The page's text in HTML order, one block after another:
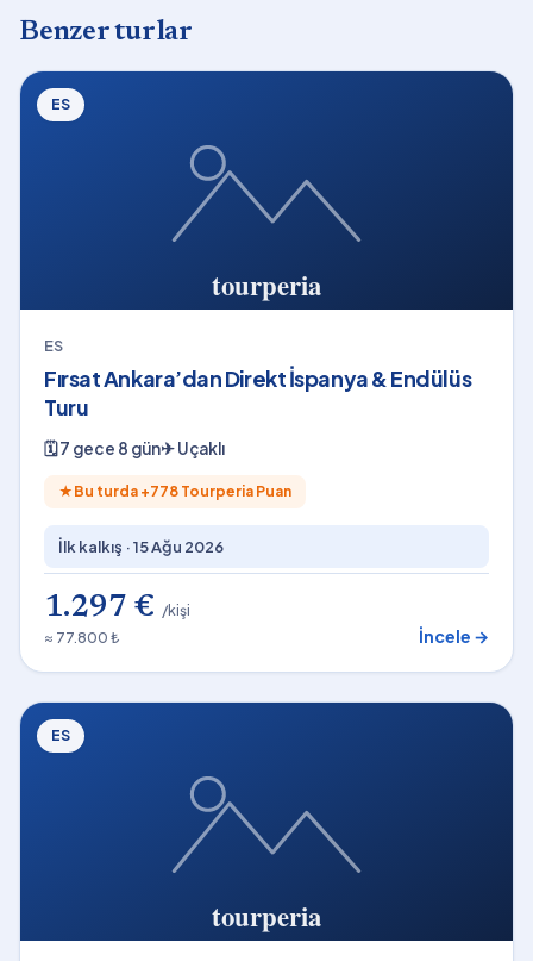
Benzer turlar
ES
ES
Fırsat Ankara’dan Direkt İspanya & Endülüs
Turu
🗓7 gece 8 gün✈Uçaklı
★ Bu turda +778 Tourperia Puan
İlk kalkış ·15 Ağu 2026
1.297 € /kişi
≈ 77.800 ₺
İncele →
ES